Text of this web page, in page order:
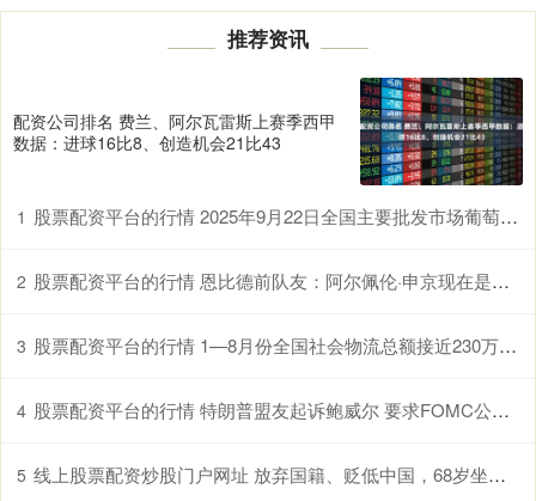
推荐资讯
配资公司排名 费兰、阿尔瓦雷斯上赛季西甲
数据：进球16比8、创造机会21比43
1 股票配资平台的行情 2025年9月22日全国主要批发市场葡萄干(通货)价格行情
2 股票配资平台的行情 恩比德前队友：阿尔佩伦·申京现在是更好的中锋
3 股票配资平台的行情 1—8月份全国社会物流总额接近230万亿元
4 股票配资平台的行情 特朗普盟友起诉鲍威尔 要求FOMC公开开会
5 线上股票配资炒股门户网址 放弃国籍、贬低中国，68岁坐在轮椅上的他活成了笑话